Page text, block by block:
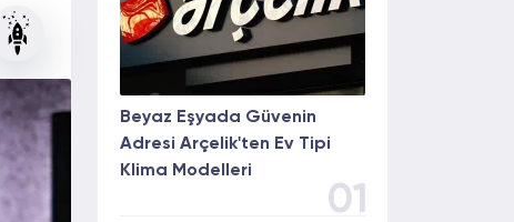
Beyaz Eşyada Güvenin
Adresi Arçelik'ten Ev Tipi
Klima Modelleri
01